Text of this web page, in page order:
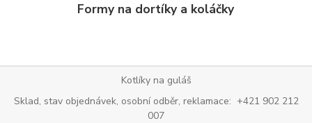
Formy na dortíky a koláčky
Kotlíky na guláš
Sklad, stav objednávek, osobní odběr, reklamace: +421 902 212
007